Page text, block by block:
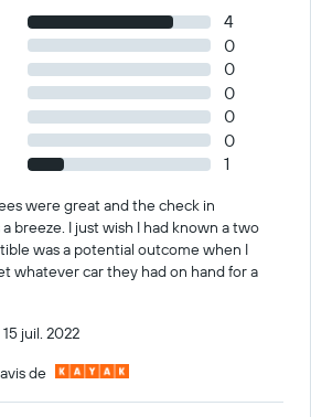
4
0
0
0
0
0
1
were great and the check in
breeze. I just wish I had known a two
was a potential outcome when I
whatever car they had on hand for a
juil. 2022
avis de